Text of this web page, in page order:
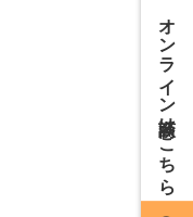
オンライン商談はこちら